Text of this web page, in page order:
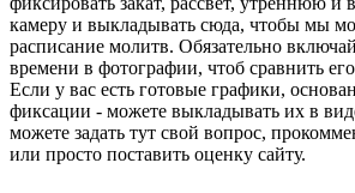
камеру и выкладывать сюда, чтобы мы
расписание молитв. Обязательно
времени в фотографии, чтоб сравнить
Если у вас есть готовые графики,
фиксации - можете выкладывать их в
можете задать тут свой вопрос,
или просто поставить оценку сайту.